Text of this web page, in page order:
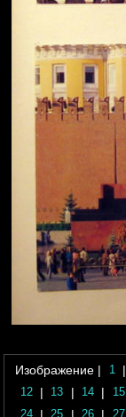
Изображение | 1 |
12 | 13 | 14 | 15
| | |